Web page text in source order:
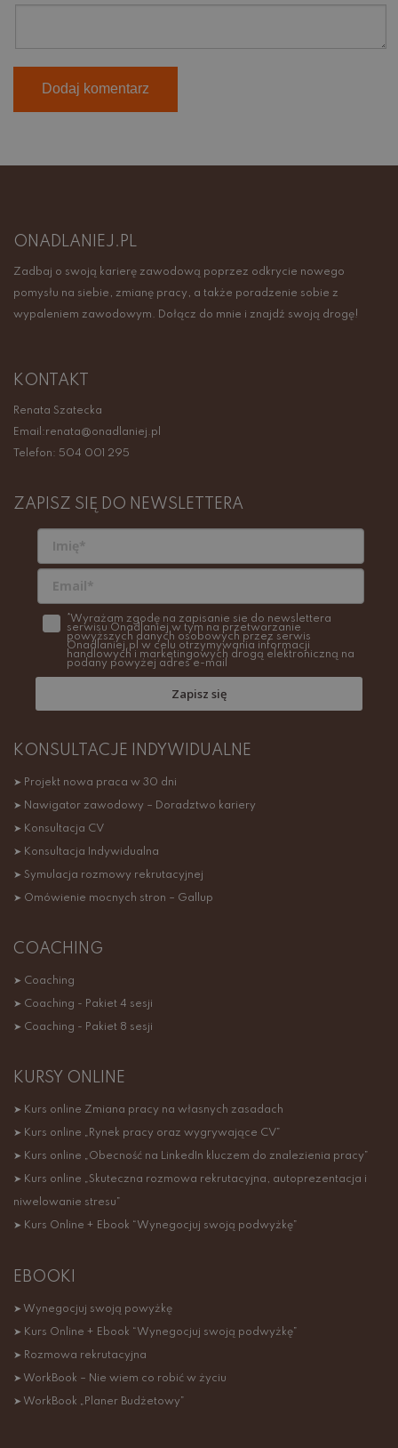
ONADLANIEJ.PL
Zadbaj o swoją karierę zawodową poprzez odkrycie nowego
pomysłu na siebie, zmianę pracy, a także poradzenie sobie z
wypaleniem zawodowym. Dołącz do mnie i znajdź swoją drogę!
KONTAKT
Renata Szatecka
Email:renata@onadlaniej.pl
Telefon: 504 001 295
ZAPISZ SIĘ DO NEWSLETTERA
*Wyrażam zgodę na zapisanie sie do newslettera
serwisu Onadlaniej w tym na przetwarzanie
powyższych danych osobowych przez serwis
Onadlaniej.pl w celu otrzymywania informacji
handlowych i marketingowych drogą elektroniczną na
podany powyżej adres e-mail
Zapisz się
KONSULTACJE INDYWIDUALNE
➤ Projekt nowa praca w 30 dni
➤ Nawigator zawodowy – Doradztwo kariery
➤ Konsultacja CV
➤ Konsultacja Indywidualna
➤ Symulacja rozmowy rekrutacyjnej
➤ Omówienie mocnych stron – Gallup
COACHING
➤ Coaching
➤ Coaching - Pakiet 4 sesji
➤ Coaching - Pakiet 8 sesji
KURSY ONLINE
➤ Kurs online Zmiana pracy na własnych zasadach
➤ Kurs online „Rynek pracy oraz wygrywające CV”
➤ Kurs online „Obecność na LinkedIn kluczem do znalezienia pracy”
➤ Kurs online „Skuteczna rozmowa rekrutacyjna, autoprezentacja i
niwelowanie stresu”
➤ Kurs Online + Ebook “Wynegocjuj swoją podwyżkę”
EBOOKI
➤ Wynegocjuj swoją powyżkę
➤ Kurs Online + Ebook “Wynegocjuj swoją podwyżkę”
➤ Rozmowa rekrutacyjna
➤ WorkBook – Nie wiem co robić w życiu
➤ WorkBook „Planer Budżetowy”